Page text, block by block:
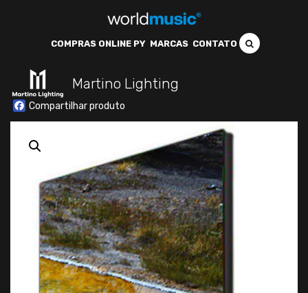
COMPRAS ONLINE PY MARCAS CONTATO
Martino Lighting
Facebook